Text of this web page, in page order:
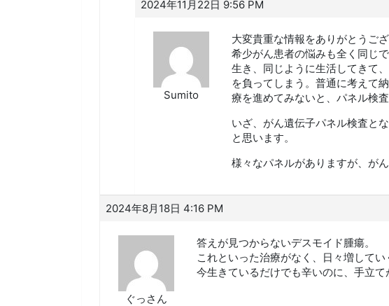
2024年11月22日 9:56 PM
Sumito
大変貴重な情報をありがとうござ
希少がん患者の悩みも全く同じ
生き、同じように生活してきて
を負ってしまう。普通に考えて
療を進めてみないと、パネル検
いざ、がん遺伝子パネル検査と
と思います。
様々なパネルがありますが、が
2024年8月18日 4:16 PM
ぐっさん
答えが見つからないデスモイド腫瘍。
これといった治療がなく、日々増して
今生きているだけでも辛いのに、手立て